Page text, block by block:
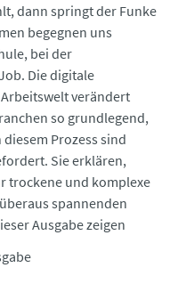
dann springt der Funke
begegnen uns
bei der
Die digitale
verändert
so grundlegend,
Prozess sind
Sie erklären,
trockene und komplexe
spannenden
Ausgabe zeigen